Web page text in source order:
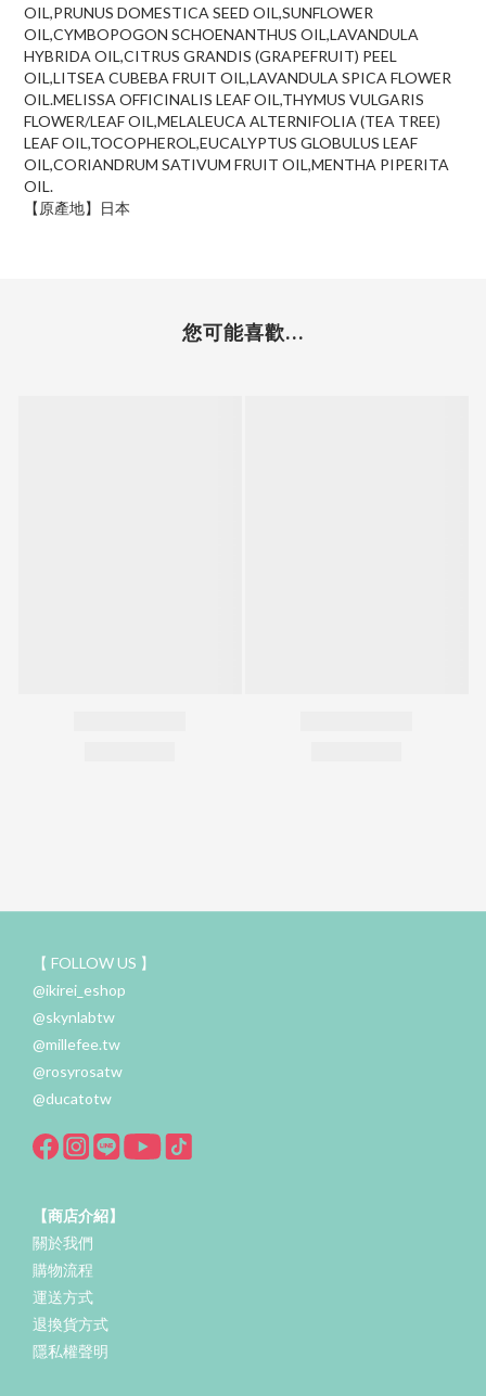
OIL,PRUNUS DOMESTICA SEED OIL,SUNFLOWER
OIL,CYMBOPOGON SCHOENANTHUS OIL,LAVANDULA
HYBRIDA OIL,CITRUS GRANDIS (GRAPEFRUIT) PEEL
OIL,LITSEA CUBEBA FRUIT OIL,LAVANDULA SPICA FLOWER
OIL.MELISSA OFFICINALIS LEAF OIL,THYMUS VULGARIS
FLOWER/LEAF OIL,MELALEUCA ALTERNIFOLIA (TEA TREE)
LEAF OIL,TOCOPHEROL,EUCALYPTUS GLOBULUS LEAF
OIL,CORIANDRUM SATIVUM FRUIT OIL,MENTHA PIPERITA
OIL.
【原產地】日本
您可能喜歡...
【 FOLLOW US 】
@ikirei_eshop
@skynlabtw
@millefee.tw
@rosyrosatw
@ducatotw
【商店介紹】
關於我們
購物流程
運送方式
退換貨方式
隱私權聲明